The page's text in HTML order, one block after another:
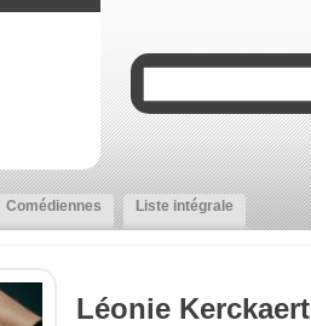
Comédiennes Liste intégrale
Léonie Kerckaert